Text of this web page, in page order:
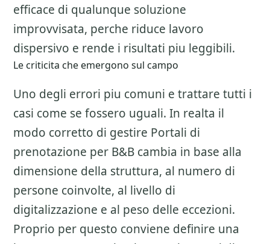
efficace di qualunque soluzione
improvvisata, perche riduce lavoro
dispersivo e rende i risultati piu leggibili.
Le criticita che emergono sul campo
Uno degli errori piu comuni e trattare tutti i
casi come se fossero uguali. In realta il
modo corretto di gestire Portali di
prenotazione per B&B cambia in base alla
dimensione della struttura, al numero di
persone coinvolte, al livello di
digitalizzazione e al peso delle eccezioni.
Proprio per questo conviene definire una